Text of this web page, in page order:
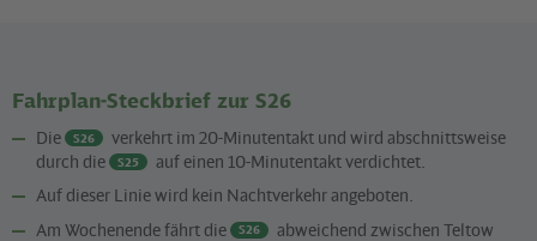
Fahrplan-Steckbrief zur S26
Die S26
verkehrt im 20-Minutentakt und wird abschnittsweise
durch die
S25
auf einen 10-Minutentakt verdichtet.
Auf dieser Linie wird kein Nachtverkehr angeboten.
Am Wochenende fährt die
S26
abweichend zwischen Teltow